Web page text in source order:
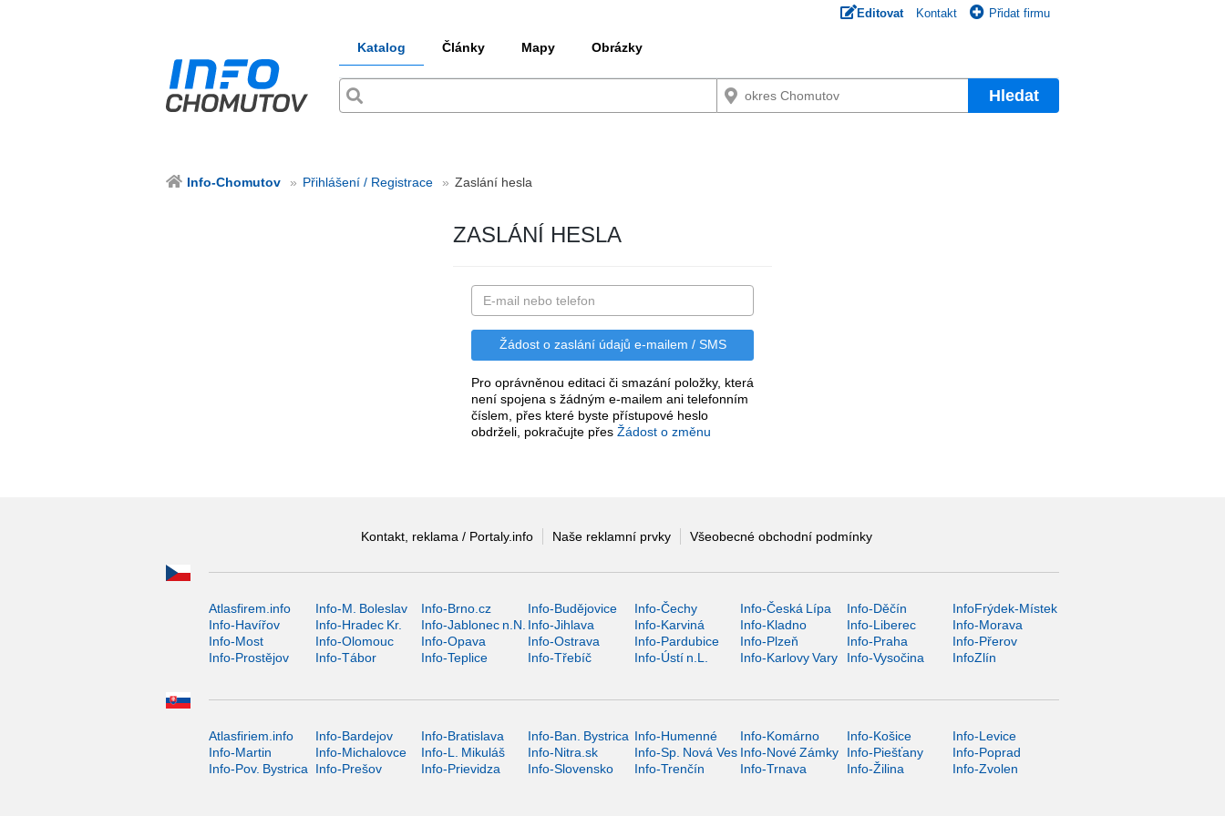
Editovat Kontakt Přidat firmu
Katalog Články Mapy Obrázky
Hledat
Info-Chomutov Přihlášení / Registrace Zaslání hesla
ZASLÁNÍ HESLA
Pro oprávněnou editaci či smazání položky, která
není spojena s žádným e-mailem ani telefonním
číslem, přes které byste přístupové heslo
obdrželi, pokračujte přes Žádost o změnu
Kontakt, reklama / Portaly.info Naše reklamní prvky Všeobecné obchodní podmínky
Atlasfirem.info Info-M. Boleslav Info-Brno.cz Info-Budějovice Info-Čechy Info-Česká Lípa Info-Děčín
InfoFrýdek-Místek
Info-Havířov
Info-Hradec Kr. Info-Jablonec n.N. Info-Jihlava Info-Karviná Info-Kladno Info-Liberec
Info-Morava
Info-Most
Info-Olomouc Info-Opava Info-Ostrava Info-Pardubice Info-Plzeň Info-Praha
Info-Přerov
Info-Prostějov
Info-Tábor Info-Teplice Info-Třebíč Info-Ústí n.L. Info-Karlovy Vary Info-Vysočina InfoZlín
Atlasfiriem.info Info-Bardejov Info-Bratislava Info-Ban. Bystrica Info-Humenné Info-Komárno Info-Košice
Info-Levice
Info-Martin
Info-Michalovce Info-L. Mikuláš Info-Nitra.sk Info-Sp. Nová Ves Info-Nové Zámky Info-Piešťany
Info-Poprad
Info-Pov. Bystrica
Info-Prešov Info-Prievidza Info-Slovensko Info-Trenčín Info-Trnava Info-Žilina Info-Zvolen